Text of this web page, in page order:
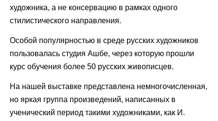
художника, а не консервацию в рамках одного
стилистического направления.
Особой популярностью в среде русских художников
пользовалась студия Ашбе, через которую прошли
курс обучения более 50 русских живописцев.
На нашей выставке представлена немногочисленная,
но яркая группа произведений, написанных в
ученический период такими художниками, как И.